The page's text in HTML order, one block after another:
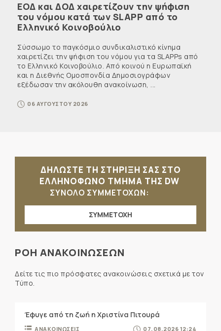
ΕΟΔ και ΔΟΔ χαιρετίζουν την ψήφιση
του νόμου κατά των SLAPP από το
Ελληνικό Κοινοβούλιο
Σύσσωμο το παγκόσμιο συνδικαλιστικό κίνημα
χαιρετίζει την ψήφιση του νόμου για τα SLAPPs από
το Ελληνικό Κοινοβούλιο. Από κοινού η Ευρωπαϊκή
και η Διεθνής Ομοσπονδία Δημοσιογράφων
εξέδωσαν την ακόλουθη ανακοίνωση, ...
06 ΑΥΓΟΥΣΤΟΥ 2026
ΔΗΛΩΣΤΕ ΤΗ ΣΤΗΡΙΞΗ ΣΑΣ ΣΤΟ
ΕΛΛΗΝΟΦΩΝΟ ΤΜΗΜΑ ΤΗΣ DW
ΣΥΝΟΛΟ ΣΥΜΜΕΤΟΧΩΝ:
ΣΥΜΜΕΤΟΧΗ
ΡΟΗ ΑΝΑΚΟΙΝΩΣΕΩΝ
Δείτε τις πιο πρόσφατες ανακοινώσεις σχετικά με τον
Τύπο.
Έφυγε από τη ζωή η Χριστίνα Πιτουρά
ΑΝΑΚΟΙΝΩΣΕΙΣ 07.08.2026 12:24